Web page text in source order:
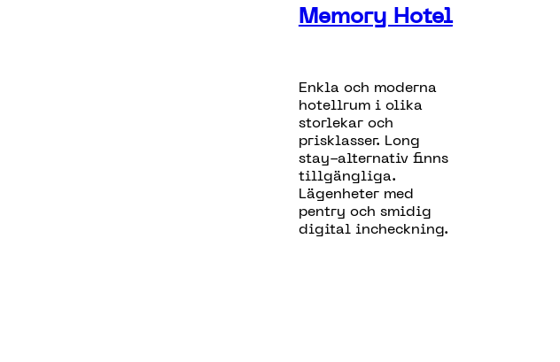
Memory Hotel
Enkla och moderna
hotellrum i olika
storlekar och
prisklasser. Long
stay-alternativ finns
tillgängliga.
Lägenheter med
pentry och smidig
digital incheckning.